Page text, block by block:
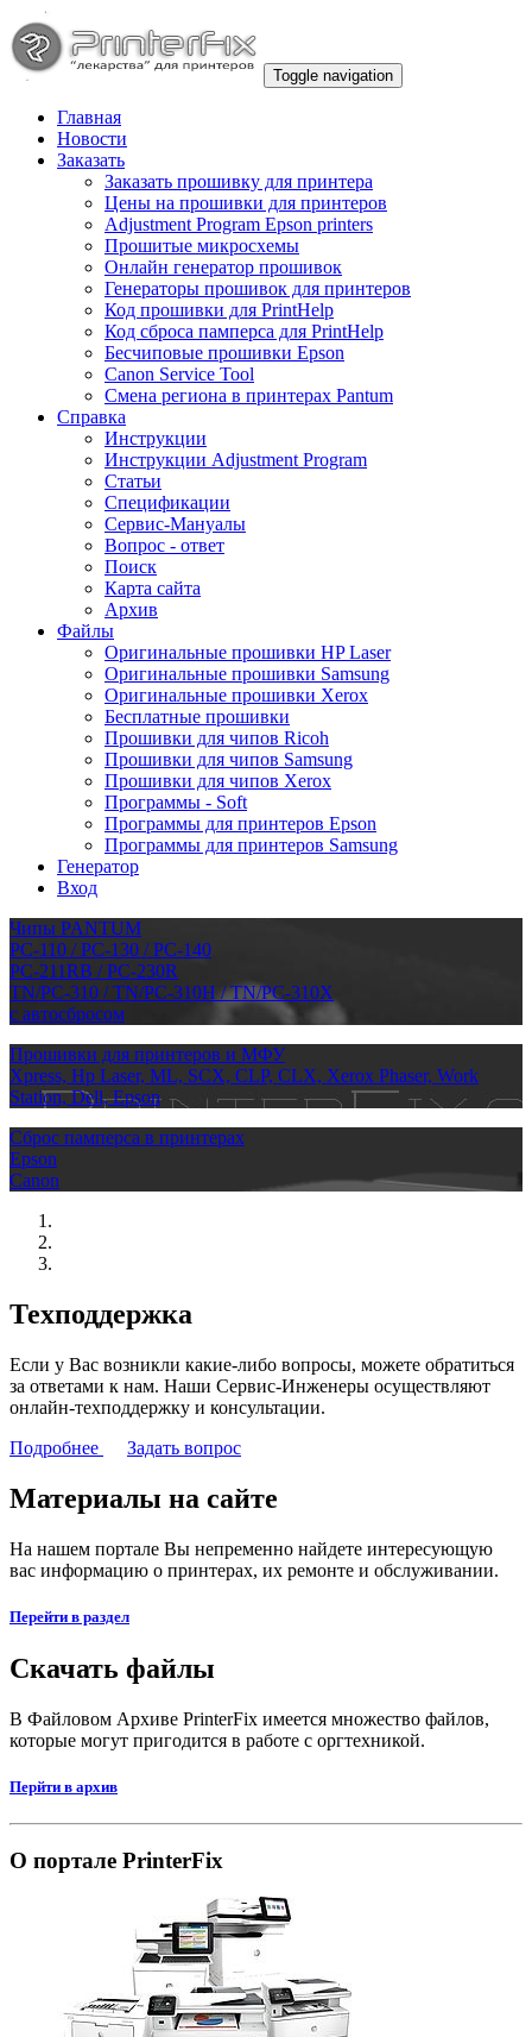
Toggle navigation
Главная
Новости
Заказать
Заказать прошивку для принтера
Цены на прошивки для принтеров
Adjustment Program Epson printers
Прошитые микросхемы
Онлайн генератор прошивок
Генераторы прошивок для принтеров
Код прошивки для PrintHelp
Код сброса памперса для PrintHelp
Беcчиповые прошивки Epson
Canon Service Tool
Смена региона в принтерах Pantum
Справка
Инструкции
Инструкции Adjustment Program
Статьи
Спецификации
Сервис-Мануалы
Вопрос - ответ
Поиск
Карта сайта
Архив
Файлы
Оригинальные прошивки HP Laser
Оригинальные прошивки Samsung
Оригинальные прошивки Xerox
Бесплатные прошивки
Прошивки для чипов Ricoh
Прошивки для чипов Samsung
Прошивки для чипов Xerox
Программы - Soft
Программы для принтеров Epson
Программы для принтеров Samsung
Генератор
Вход
Чипы PANTUM
PC-110 / PC-130 / PC-140
PC-211RB / PC-230R
TN/PC-310 / TN/PC-310H / TN/PC-310X
с автосбросом
Прошивки для принтеров и МФУ
Xpress, Hp Laser, ML, SCX, CLP, CLX, Xerox Phaser, Work
Station, Dell, Epson
Сброс памперса в принтерах
Epson
Canon
Техподдержка
Если у Вас возникли какие-либо вопросы, можете обратиться
за ответами к нам. Наши Сервис-Инженеры осуществляют
онлайн-техподдержку и консультации.
Подробнее
Задать вопрос
Материалы на сайте
На нашем портале Вы непременно найдете интересующую
вас информацию о принтерах, их ремонте и обслуживании.
Перейти в раздел
Скачать файлы
В Файловом Архиве PrinterFix имеется множество файлов,
которые могут пригодится в работе с оргтехникой.
Перйти в архив
О портале PrinterFix